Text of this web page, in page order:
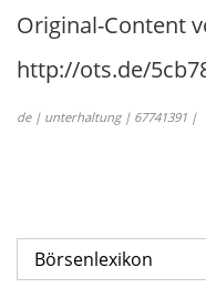
Original-Content
http://ots.de/
de | unterhaltung | 67741391 |
Börsenlexikon